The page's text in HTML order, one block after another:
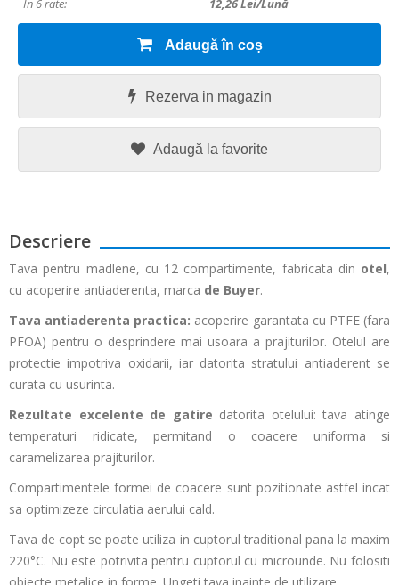
În 6 rate: 12,26Lei/lună
Adaugă în coș
Rezerva in magazin
Adaugă la favorite
Descriere
Tava pentru madlene, cu 12 compartimente, fabricata din otel,
cu acoperire antiaderenta, marca de Buyer.
Tava antiaderenta practica: acoperire garantata cu PTFE (fara
PFOA) pentru o desprindere mai usoara a prajiturilor. Otelul are
protectie impotriva oxidarii, iar datorita stratului antiaderent se
curata cu usurinta.
Rezultate excelente de gatire datorita otelului: tava atinge
temperaturi ridicate, permitand o coacere uniforma si
caramelizarea prajiturilor.
Compartimentele formei de coacere sunt pozitionate astfel incat
sa optimizeze circulatia aerului cald.
Tava de copt se poate utiliza in cuptorul traditional pana la maxim
220°C. Nu este potrivita pentru cuptorul cu microunde. Nu folositi